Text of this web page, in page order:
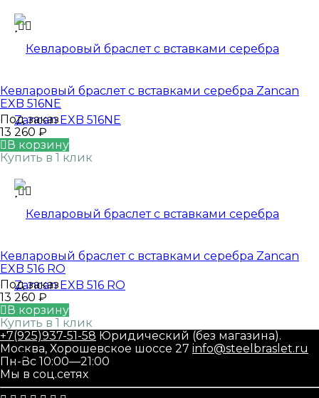
Кевларовый браслет с вставками серебра Zancan
EXB 516NE
Под заказ
13 260 ₽
В корзину
Купить в 1 клик
Кевларовый браслет с вставками серебра Zancan
EXB 516 RO
Под заказ
13 260 ₽
В корзину
Купить в 1 клик
+7(925)937-51-58 Юридический (без магазина).
Москва, Хорошевское шоссе 27 info@steelbraslet.ru
Пн-Вс 10:00—21:00
Мы в соц.сетях